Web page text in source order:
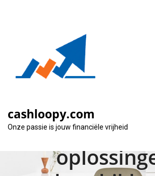
cashloopy.com
Onze passie is jouw financiële vrijheid
2000 euro
spoed:
financiële